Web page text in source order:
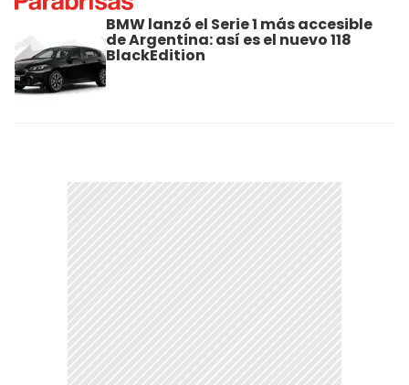
BMW lanzó el Serie 1 más accesible
de Argentina: así es el nuevo 118
BlackEdition